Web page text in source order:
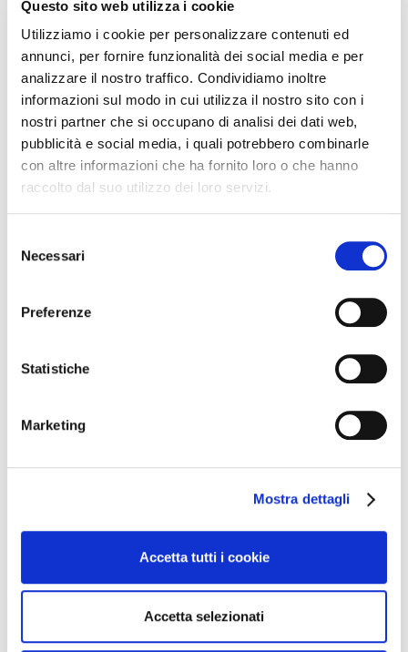
Questo sito web utilizza i cookie
Utilizziamo i cookie per personalizzare contenuti ed
annunci, per fornire funzionalità dei social media e per
analizzare il nostro traffico. Condividiamo inoltre
informazioni sul modo in cui utilizza il nostro sito con i
nostri partner che si occupano di analisi dei dati web,
pubblicità e social media, i quali potrebbero combinarle
con altre informazioni che ha fornito loro o che hanno
raccolto dal suo utilizzo dei loro servizi.
delNecessari
Preferenze
Statistiche
Marketing
Mostra dettagli
Accetta tutti i cookie
Accetta selezionati
“Dopo il caso della Tomba delle Mani d’argento –
dichiara Simona Carosi della Soprintendenza
Archeologia Belle Arti e Paesaggio per la provincia di
– grazie alla
Fondazione Lungarotti, riproponiamo la filiera che
dalla scoperta archeologica giunge alla ricerca, alle
analisi, alla valorizzazione del nostro patrimonio, in
una collaborazione attiva tra pubblico e privato, tra
La Tomba, maschile, è databile alla fine del VII secolo
offrendo ulteriori informazioni storiche
simposio quale affermazione di status e potere anche
nella vita ultraterrena. La centralità del vino nei
simposi tra élite in Etruria, dove a differenza della
Grecia le donne partecipavano, è testimoniata dai
importanti mezzi conoscitivi. Dono degli dèi, il vino
unisce mondi, civiltà, miti, culture mantenendo il suo